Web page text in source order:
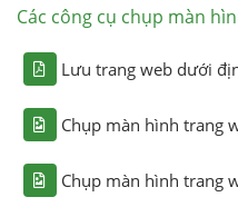
Các công cụ chụp màn
Lưu trang web dưới
Chụp màn hình trang
Chụp màn hình trang